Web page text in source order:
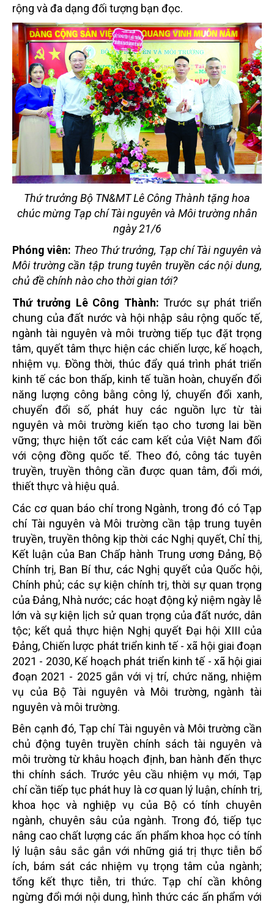
rộng và đa dạng đối tượng bạn đọc.
Thứ trưởng Bộ TN&MT Lê Công Thành tặng hoa
chúc mừng Tạp chí Tài nguyên và Môi trường nhân
ngày 21/6
Phóng viên: Theo Thứ trưởng, Tạp chí Tài nguyên và
Môi trường cần tập trung tuyên truyền các nội dung,
chủ đề chính nào cho thời gian tới?
Thứ trưởng Lê Công Thành: Trước sự phát triển
chung của đất nước và hội nhập sâu rộng quốc tế,
ngành tài nguyên và môi trường tiếp tục đặt trọng
tâm, quyết tâm thực hiện các chiến lược, kế hoạch,
nhiệm vụ. Đồng thời, thúc đẩy quá trình phát triển
kinh tế các bon thấp, kinh tế tuần hoàn, chuyển đổi
năng lượng công bằng công lý, chuyển đổi xanh,
chuyển đổi số, phát huy các nguồn lực từ tài
nguyên và môi trường kiến tạo cho tương lai bền
vững; thực hiện tốt các cam kết của Việt Nam đối
với cộng đồng quốc tế. Theo đó, công tác tuyên
truyền, truyền thông cần được quan tâm, đổi mới,
thiết thực và hiệu quả.
Các cơ quan báo chí trong Ngành, trong đó có Tạp
chí Tài nguyên và Môi trường cần tập trung tuyên
truyền, truyền thông kịp thời các Nghị quyết, Chỉ thị,
Kết luận của Ban Chấp hành Trung ương Đảng, Bộ
Chính trị, Ban Bí thư, các Nghị quyết của Quốc hội,
Chính phủ; các sự kiện chính trị, thời sự quan trọng
của Đảng, Nhà nước; các hoạt động kỷ niệm ngày lễ
lớn và sự kiện lịch sử quan trọng của đất nước, dân
tộc; kết quả thực hiện Nghị quyết Đại hội XIII của
Đảng, Chiến lược phát triển kinh tế - xã hội giai đoạn
2021 - 2030, Kế hoạch phát triển kinh tế - xã hội giai
đoạn 2021 - 2025 gắn với vị trí, chức năng, nhiệm
vụ của Bộ Tài nguyên và Môi trường, ngành tài
nguyên và môi trường.
Bên cạnh đó, Tạp chí Tài nguyên và Môi trường cần
chủ động tuyên truyền chính sách tài nguyên và
môi trường từ khâu hoạch định, ban hành đến thực
thi chính sách. Trước yêu cầu nhiệm vụ mới, Tạp
chí cần tiếp tục phát huy là cơ quan lý luận, chính trị,
khoa học và nghiệp vụ của Bộ có tính chuyên
ngành, chuyên sâu của ngành. Trong đó, tiếp tục
nâng cao chất lượng các ấn phẩm khoa học có tính
lý luận sâu sắc gắn với những giá trị thực tiễn bổ
ích, bám sát các nhiệm vụ trọng tâm của ngành;
tổng kết thực tiễn, tri thức. Tạp chí cần không
ngừng đổi mới nội dung, hình thức các ấn phẩm với